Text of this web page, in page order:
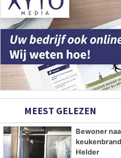
MEEST GELEZEN
Bewoner
Helder